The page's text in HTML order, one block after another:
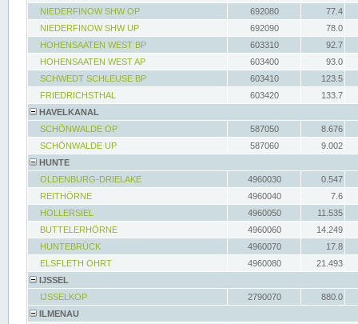
NIEDERFINOW SHW OP
692080
77.4
NIEDERFINOW SHW UP
692090
78.0
HOHENSAATEN WEST BP
603310
92.7
HOHENSAATEN WEST AP
603400
93.0
SCHWEDT SCHLEUSE BP
603410
123.5
FRIEDRICHSTHAL
603420
133.7
HAVELKANAL
SCHÖNWALDE OP
587050
8.676
SCHÖNWALDE UP
587060
9.002
HUNTE
OLDENBURG-DRIELAKE
4960030
0.547
REITHÖRNE
4960040
7.6
HOLLERSIEL
4960050
11.535
BUTTELERHÖRNE
4960060
14.249
HUNTEBRÜCK
4960070
17.8
ELSFLETH OHRT
4960080
21.493
IJSSEL
IJSSELKOP
2790070
880.0
ILMENAU